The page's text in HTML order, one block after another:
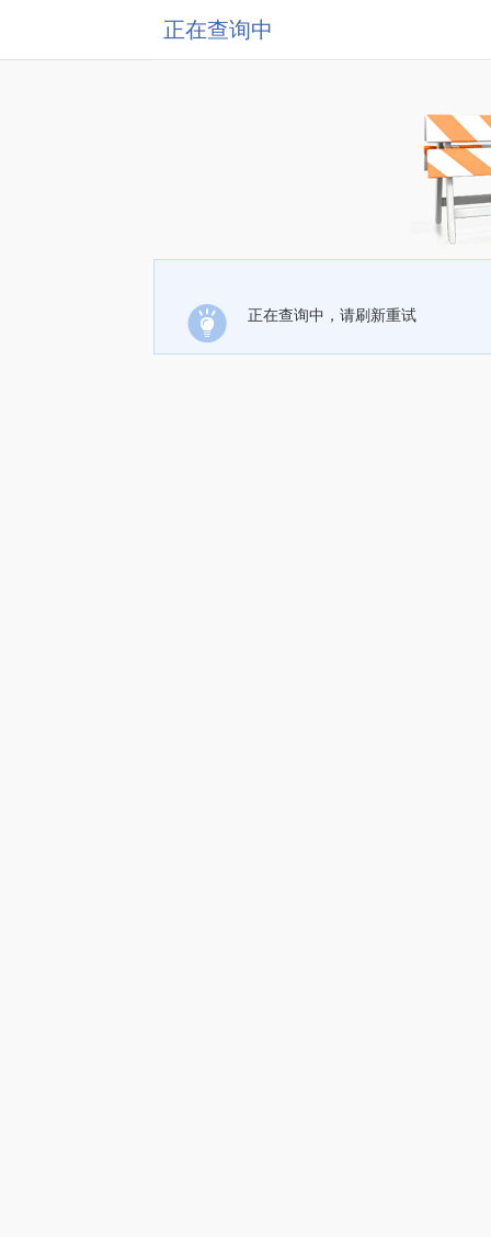
正在查询中
正在查询中，请刷新重试